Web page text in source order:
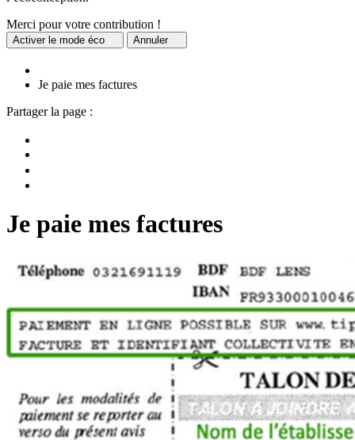
Merci pour votre contribution !
Activerle mode éco Annuler
Je paie mes factures
Partager la page :
Je paie mes factures